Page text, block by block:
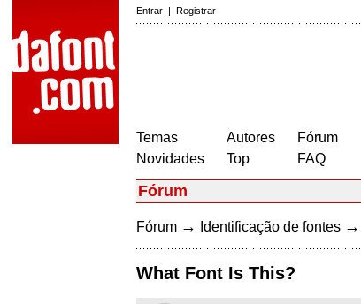
Entrar | Registrar
Temas
Novidades
Autores
Top
Fórum
FAQ
Fórum
Fórum → Identificação de fontes →
What Font Is This?